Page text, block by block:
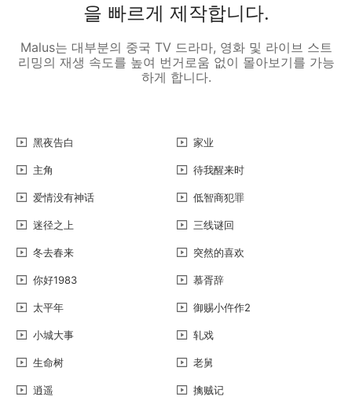
을 빠르게 제작합니다.
Malus는 대부분의 중국 TV 드라마, 영화 및 라이브 스트
리밍의 재생 속도를 높여 번거로움 없이 몰아보기를 가능
하게 합니다.
黑夜告白 家业
主角 待我醒来时
爱情没有神话 低智商犯罪
迷径之上 三线谜回
冬去春来 突然的喜欢
你好1983 慕胥辞
太平年 御赐小仵作2
小城大事 轧戏
生命树 老舅
逍遥 擒贼记